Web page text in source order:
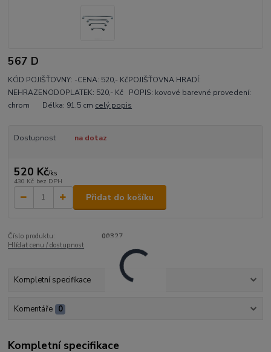
567 D
KÓD POJIŠŤOVNY: -CENA: 520,- KčPOJIŠŤOVNA HRADÍ:
NEHRAZENODOPLATEK: 520,- Kč POPIS: kovové barevné provedení:
chrom Délka: 91.5 cm celý popis
Dostupnost na dotaz
520 Kč/ks
430 Kč bez DPH
Přidat do košíku
Číslo produktu:
00327
Hlídat cenu / dostupnost
Kompletní specifikace
Komentáře 0
Kompletní specifikace